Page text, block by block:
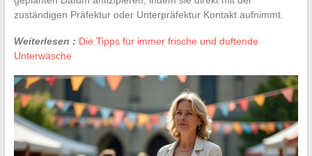
zuständigen Präfektur oder Unterpräfektur Kontakt aufnimmt.
Weiterlesen : Die Tipps für immer frische und duftende
Unterwäsche